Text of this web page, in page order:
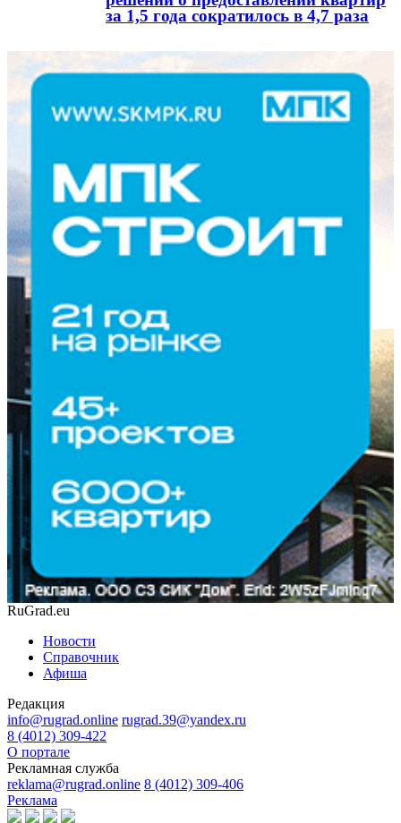
за 1,5 года сократилось в 4,7 раза
RuGrad.eu
Новости
Справочник
Афиша
Редакция
info@rugrad.online rugrad.39@yandex.ru
8 (4012) 309-422
О портале
Рекламная служба
reklama@rugrad.online 8 (4012) 309-406
Реклама